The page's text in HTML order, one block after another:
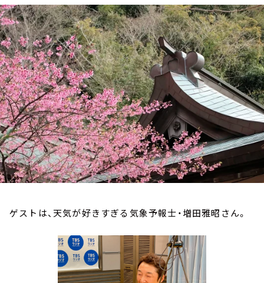
イベント・グッズ
YouTube
会社情報
ゲストは、天気が好きすぎる気象予報士・増田雅昭さん。